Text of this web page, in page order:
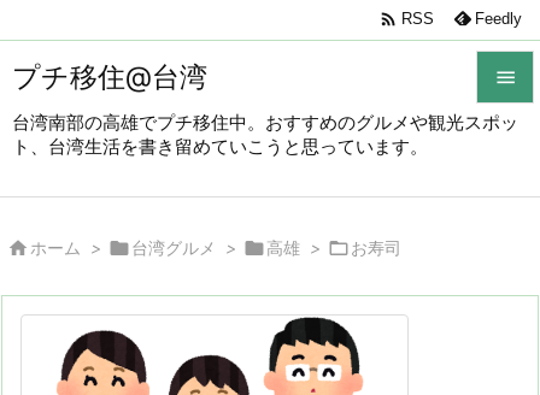
プチ移住@台湾
台湾南部の高雄でプチ移住中。おすすめのグルメや観光スポッ
ト、台湾生活を書き留めていこうと思っています。



 RSS Feedly
 ホーム > 台湾グルメ > 高雄 > お寿司